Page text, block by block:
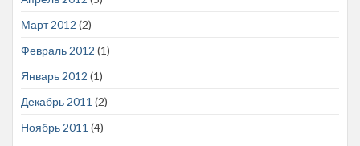
Март 2012 (2)
Февраль 2012 (1)
Январь 2012 (1)
Декабрь 2011 (2)
Ноябрь 2011 (4)